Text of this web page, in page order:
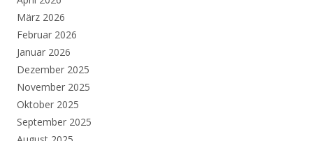
März 2026
Februar 2026
Januar 2026
Dezember 2025
November 2025
Oktober 2025
September 2025